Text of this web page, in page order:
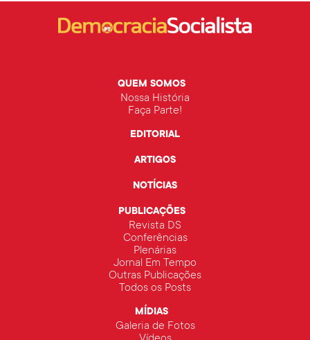
QUEM SOMOS
Nossa História
Faça Parte!
EDITORIAL
ARTIGOS
NOTÍCIAS
PUBLICAÇÕES
Revista DS
Conferências
Plenárias
Jornal Em Tempo
Outras Publicações
Todos os Posts
MÍDIAS
Galeria de Fotos